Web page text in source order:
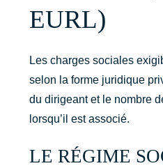
EURL)
Les charges sociales
selon la forme juridique
du dirigeant et le nombre
lorsqu’il est associé.
LE RÉGIME